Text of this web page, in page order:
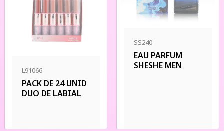
L91066
PACK DE 24 UNID
DUO DE LABIAL
SS240
EAU PARFUM
SHESHE MEN